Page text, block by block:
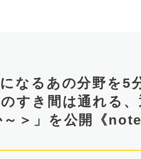
なるあの分野を5
すき間は通れる
＞」を公開《